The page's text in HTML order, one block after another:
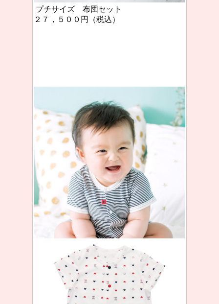
プチサイズ 布団セット
２７，５００円（税込）